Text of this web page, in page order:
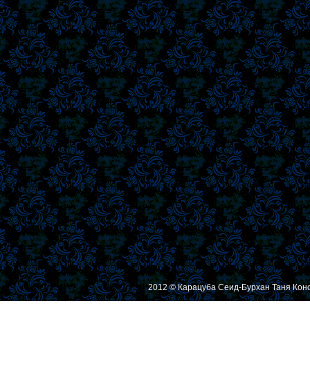
2012 © Карацуба Сеид-Бурхан Таня